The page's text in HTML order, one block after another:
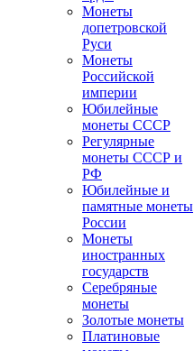
Монеты
допетровской
Руси
Монеты
Российской
империи
Юбилейные
монеты СССР
Регулярные
монеты СССР и
РФ
Юбилейные и
памятные монеты
России
Монеты
иностранных
государств
Серебряные
монеты
Золотые монеты
Платиновые